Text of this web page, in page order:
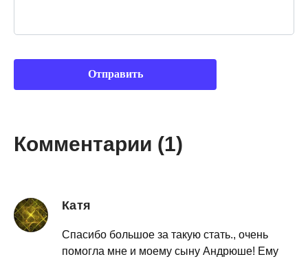
Комментарии (1)
Катя
Спасибо большое за такую стать., очень
помогла мне и моему сыну Андрюше! Ему